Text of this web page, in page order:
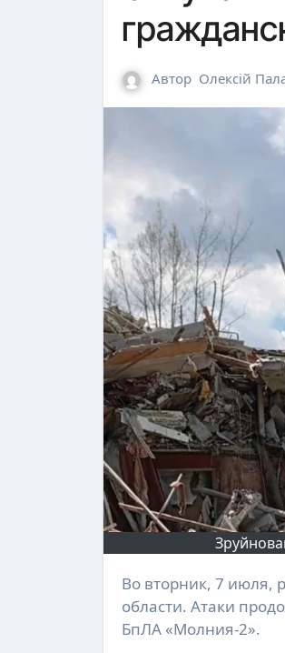
Автор Олексій
Во вторник, 7 июля, российские войска ранили шестерых мирных жителей Донецкой
области. Атаки
БпЛА «Молния-2».